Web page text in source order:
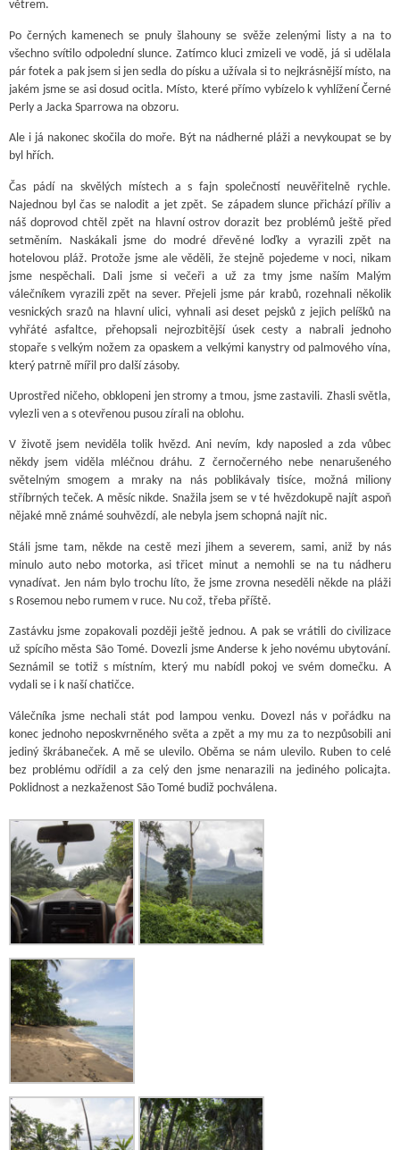
větrem.
Po černých kamenech se pnuly šlahouny se svěže zelenými listy a na to
všechno svítilo odpolední slunce. Zatímco kluci zmizeli ve vodě, já si udělala
pár fotek a pak jsem si jen sedla do písku a užívala si to nejkrásnější místo, na
jakém jsme se asi dosud ocitla. Místo, které přímo vybízelo k vyhlížení Černé
Perly a Jacka Sparrowa na obzoru.
Ale i já nakonec skočila do moře. Být na nádherné pláži a nevykoupat se by
byl hřích.
Čas pádí na skvělých místech a s fajn společností neuvěřitelně rychle.
Najednou byl čas se nalodit a jet zpět. Se západem slunce přichází příliv a
náš doprovod chtěl zpět na hlavní ostrov dorazit bez problémů ještě před
setměním. Naskákali jsme do modré dřevěné loďky a vyrazili zpět na
hotelovou pláž. Protože jsme ale věděli, že stejně pojedeme v noci, nikam
jsme nespěchali. Dali jsme si večeři a už za tmy jsme naším Malým
válečníkem vyrazili zpět na sever. Přejeli jsme pár krabů, rozehnali několik
vesnických srazů na hlavní ulici, vyhnali asi deset pejsků z jejich pelíšků na
vyhřáté asfaltce, přehopsali nejrozbitější úsek cesty a nabrali jednoho
stopaře s velkým nožem za opaskem a velkými kanystry od palmového vína,
který patrně mířil pro další zásoby.
Uprostřed ničeho, obklopeni jen stromy a tmou, jsme zastavili. Zhasli světla,
vylezli ven a s otevřenou pusou zírali na oblohu.
V životě jsem neviděla tolik hvězd. Ani nevím, kdy naposled a zda vůbec
někdy jsem viděla mléčnou dráhu. Z černočerného nebe nenarušeného
světelným smogem a mraky na nás poblikávaly tisíce, možná miliony
stříbrných teček. A měsíc nikde. Snažila jsem se v té hvězdokupě najít aspoň
nějaké mně známé souhvězdí, ale nebyla jsem schopná najít nic.
Stáli jsme tam, někde na cestě mezi jihem a severem, sami, aniž by nás
minulo auto nebo motorka, asi třicet minut a nemohli se na tu nádheru
vynadívat. Jen nám bylo trochu líto, že jsme zrovna neseděli někde na pláži
s Rosemou nebo rumem v ruce. Nu což, třeba příště.
Zastávku jsme zopakovali později ještě jednou. A pak se vrátili do civilizace
už spícího města São Tomé. Dovezli jsme Anderse k jeho novému ubytování.
Seznámil se totiž s místním, který mu nabídl pokoj ve svém domečku. A
vydali se i k naší chatičce.
Válečníka jsme nechali stát pod lampou venku. Dovezl nás v pořádku na
konec jednoho neposkvrněného světa a zpět a my mu za to nezpůsobili ani
jediný škrábaneček. A mě se ulevilo. Oběma se nám ulevilo. Ruben to celé
bez problému odřídil a za celý den jsme nenarazili na jediného policajta.
Poklidnost a nezkaženost São Tomé budiž pochválena.